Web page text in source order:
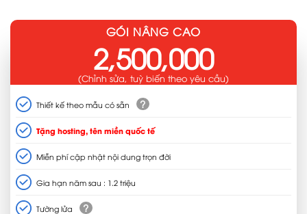
GÓI NÂNG CAO
2,500,000
(Chỉnh sửa, tuỳ biến theo yêu cầu)
Thiết kế theo mẫu có sẵn ?
Tặng hosting, tên miền quốc tế
Miễn phí cập nhật nội dung trọn đời
Gia hạn năm sau : 1.2 triệu
Tường lửa ?